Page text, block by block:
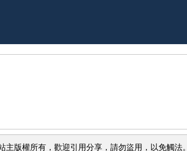
主版權所有，歡迎引用分享，請勿盜用，以免觸法。